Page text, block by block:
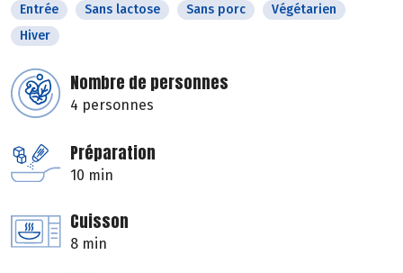
Entrée Sans lactose Sans porc
Végétarien
Hiver
Nombre de personnes
4 personnes
Préparation
10 min
Cuisson
8 min